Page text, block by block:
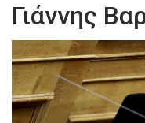
Γιάννης